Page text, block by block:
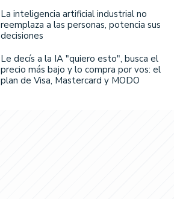
La inteligencia artificial industrial no
reemplaza a las personas, potencia sus
decisiones
Le decís a la IA "quiero esto", busca el
precio más bajo y lo compra por vos: el
plan de Visa, Mastercard y MODO